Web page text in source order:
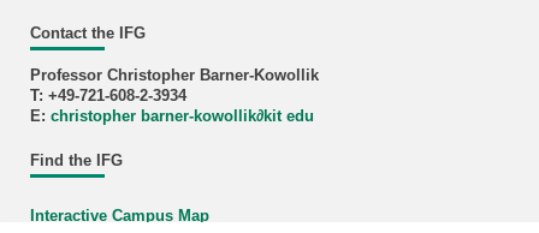
Contact the IFG
Professor Christopher Barner-Kowollik
T: +49-721-608-2-3934
E: christopher barner-kowollik∂kit edu
Find the IFG
Interactive Campus Map